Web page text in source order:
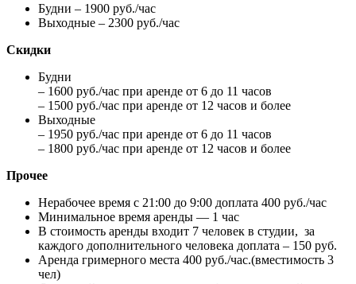
Будни – 1900 руб./час
Выходные – 2300 руб./час
Скидки
Будни
– 1600 руб./час при аренде от 6 до 11 часов
– 1500 руб./час при аренде от 12 часов и более
Выходные
– 1950 руб./час при аренде от 6 до 11 часов
– 1800 руб./час при аренде от 12 часов и более
Прочее
Нерабочее время с 21:00 до 9:00 доплата 400 руб./час
Минимальное время аренды — 1 час
В стоимость аренды входит 7 человек в студии, за
каждого дополнительного человека доплата – 150 руб.
Аренда гримерного места 400 руб./час.(вместимость 3
чел)